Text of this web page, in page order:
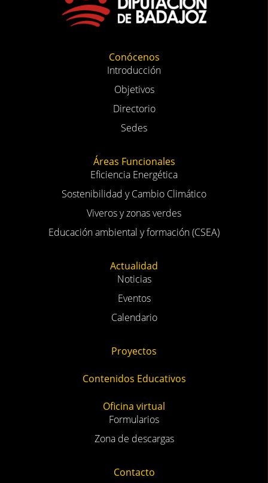
Conócenos
Introducción
Objetivos
Directorio
Sedes
Áreas Funcionales
Eficiencia Energética
Sostenibilidad y Cambio Climático
Viveros y zonas verdes
Educación ambiental y formación (CSEA)
Actualidad
Noticias
Eventos
Calendario
Proyectos
Contenidos Educativos
Oficina virtual
Formularios
Zona de descargas
Contacto